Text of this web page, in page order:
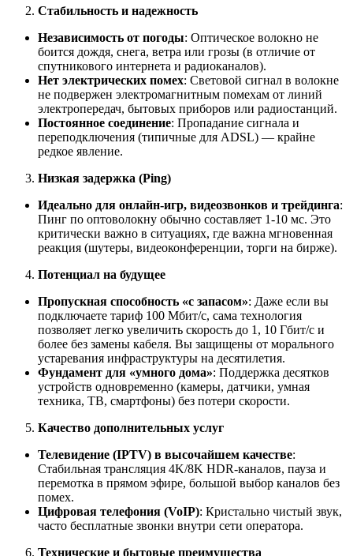
Стабильность и надежность
Независимость от погоды: Оптическое волокно не
боится дождя, снега, ветра или грозы (в отличие от
спутникового интернета и радиоканалов).
Нет электрических помех: Световой сигнал в волокне
не подвержен электромагнитным помехам от линий
электропередач, бытовых приборов или радиостанций.
Постоянное соединение: Пропадание сигнала и
переподключения (типичные для ADSL) — крайне
редкое явление.
Низкая задержка (Ping)
Идеально для онлайн-игр, видеозвонков и трейдинга:
Пинг по оптоволокну обычно составляет 1-10 мс. Это
критически важно в ситуациях, где важна мгновенная
реакция (шутеры, видеоконференции, торги на бирже).
Потенциал на будущее
Пропускная способность «с запасом»: Даже если вы
подключаете тариф 100 Мбит/с, сама технология
позволяет легко увеличить скорость до 1, 10 Гбит/с и
более без замены кабеля. Вы защищены от морального
устаревания инфраструктуры на десятилетия.
Фундамент для «умного дома»: Поддержка десятков
устройств одновременно (камеры, датчики, умная
техника, ТВ, смартфоны) без потери скорости.
Качество дополнительных услуг
Телевидение (IPTV) в высочайшем качестве:
Стабильная трансляция 4K/8K HDR-каналов, пауза и
перемотка в прямом эфире, большой выбор каналов без
помех.
Цифровая телефония (VoIP): Кристально чистый звук,
часто бесплатные звонки внутри сети оператора.
Технические и бытовые преимущества